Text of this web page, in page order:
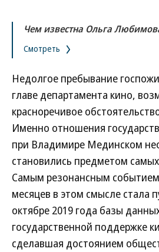
Чем известна Ольга
Смотреть
Недолгое пребывание
главе департамента кино,
красноречивое
Именно отношения
при Владимире Мединском
становились предметом
Самым резонансным
месяцев в этом смысле стала
октябре 2019 года базы
государственной поддержке
сделавшая достоянием